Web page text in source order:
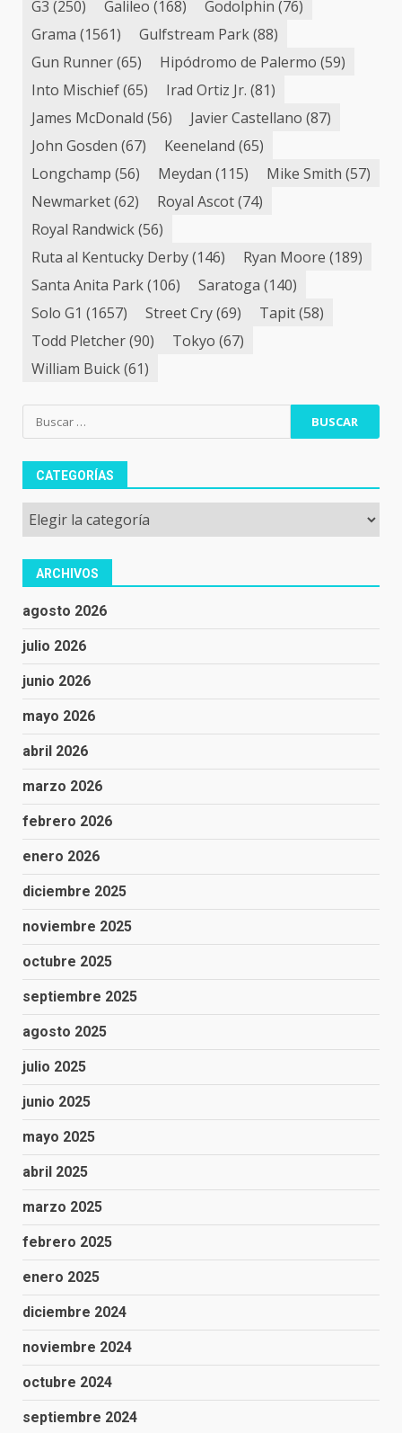
G3 (250) Galileo (168) Godolphin (76)
Grama (1561) Gulfstream Park(88)
Gun Runner(65) Hipódromo de Palermo (59)
Into Mischief(65) Irad Ortiz Jr. (81)
James McDonald (56) Javier Castellano (87)
John Gosden (67) Keeneland (65)
Longchamp (56) Meydan (115) Mike Smith (57)
Newmarket(62) Royal Ascot(74)
Royal Randwick(56)
Ruta al Kentucky Derby(146) Ryan Moore (189)
Santa Anita Park(106) Saratoga (140)
Solo G1 (1657) Street Cry(69) Tapit(58)
Todd Pletcher(90) Tokyo (67)
William Buick(61)
Buscar:
CATEGORÍAS
Categorías
ARCHIVOS
agosto 2026
julio 2026
junio 2026
mayo 2026
abril 2026
marzo 2026
febrero 2026
enero 2026
diciembre 2025
noviembre 2025
octubre 2025
septiembre 2025
agosto 2025
julio 2025
junio 2025
mayo 2025
abril 2025
marzo 2025
febrero 2025
enero 2025
diciembre 2024
noviembre 2024
octubre 2024
septiembre 2024